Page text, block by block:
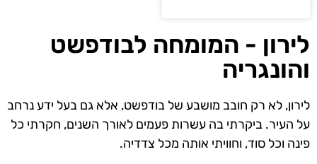
לירון - המומחה לבודפשט
והונגריה
לירון, לא רק חובב מושבע של בודפשט, אלא גם בעל ידע נרחב
על העיר. ביקרתי בה עשרות פעמים לאורך השנים, חקרתי כל
פינה וכל סוד, וחוויתי אותה מכל צדדיה.